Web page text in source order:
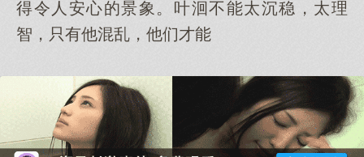
得令人安心的景象。叶洄不能太沉稳，太理
智，只有他混乱，他们才能